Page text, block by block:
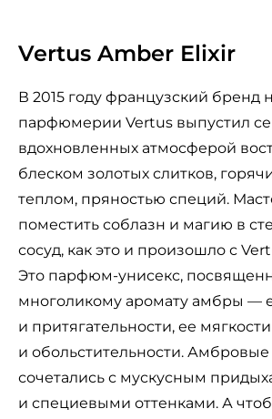
Vertus Amber Elixir
В 2015 году французский бренд
парфюмерии Vertus выпустил
вдохновленных атмосферой
блеском золотых слитков,
теплом, пряностью специй.
поместить соблазн и магию в
сосуд, как это и произошло с
Это парфюм-унисекс,
многоликому аромату амбры —
и притягательности, ее мягкости
и обольстительности.
сочетались с мускусным
и специевыми оттенками. А